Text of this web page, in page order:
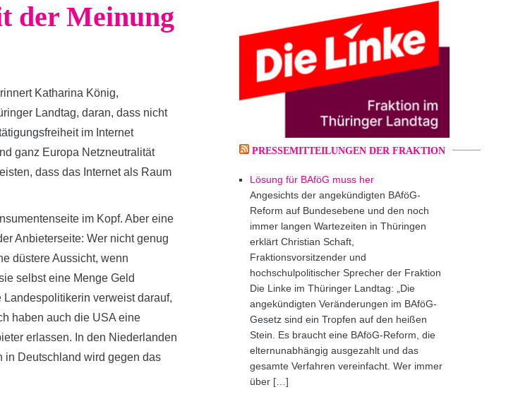
der Meinung
Katharina König,
Landtag, daran, dass nicht
im Internet
ganz Europa Netzneutralität
dass das Internet als Raum
im Kopf. Aber eine
Anbieterseite: Wer nicht genug
düstere Aussicht, wenn
selbst eine Menge Geld
verweist darauf,
haben auch die USA eine
erlassen. In den Niederlanden
in Deutschland wird gegen das
PRESSEMITTEILUNGEN DER FRAKTION
Lösung für BAföG muss her
Angesichts der angekündigten BAföG-
Reform auf Bundesebene und den noch
immer langen Wartezeiten in Thüringen
erklärt Christian Schaft,
Fraktionsvorsitzender und
hochschulpolitischer Sprecher der Fraktion
Die Linke im Thüringer Landtag: „Die
angekündigten Veränderungen im BAföG-
Gesetz sind ein Tropfen auf den heißen
Stein. Es braucht eine BAföG-Reform, die
elternunabhängig ausgezahlt und das
gesamte Verfahren vereinfacht. Wer immer
über […]